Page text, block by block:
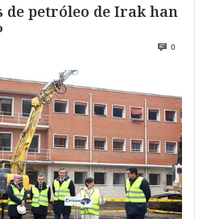
de petróleo de Irak han
0